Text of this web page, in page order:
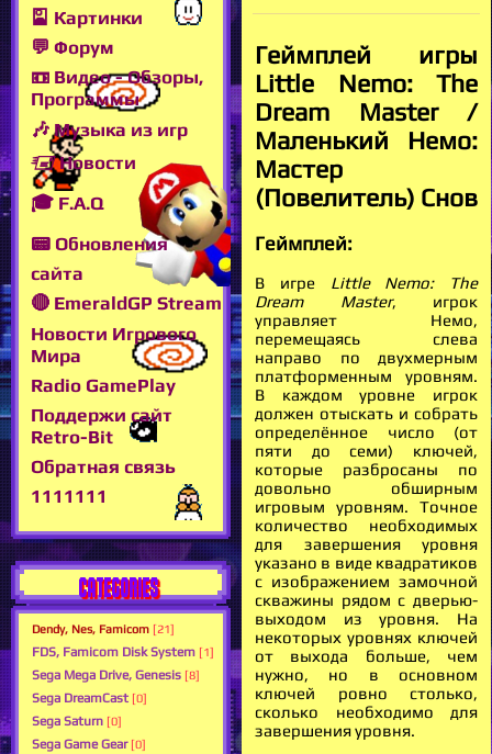
🎴 Картинки
💬 Форум
📼 Видео - Обзоры,
Программы
🎶 Музыка из игр
🖅 Новости
🎓 F.A.Q
📟 Обновления
сайта
🔴 EmeraldGP Stream
Новости Игрового
Мира
Radio GamePlay
Поддержи сайт
Retro-Bit
Обратная связь
1111111
CATEGORIES
Dendy, Nes, Famicom [21]
FDS, Famicom Disk System [1]
Sega Mega Drive, Genesis [8]
Sega DreamCast [0]
Sega Saturn [0]
Sega Game Gear [0]
Геймплей игры
Little Nemo: The
Dream Master /
Маленький Немо:
Мастер
(Повелитель) Снов
Геймплей:
В игре Little Nemo: The
Dream Master, игрок
управляет Немо,
перемещаясь слева
направо по двухмерным
платформенным уровням.
В каждом уровне игрок
должен отыскать и собрать
определённое число (от
пяти до семи) ключей,
которые разбросаны по
довольно обширным
игровым уровням. Точное
количество необходимых
для завершения уровня
указано в виде квадратиков
с изображением замочной
скважины рядом с дверью-
выходом из уровня. На
некоторых уровнях ключей
от выхода больше, чем
нужно, но в основном
ключей ровно столько,
сколько необходимо для
завершения уровня.